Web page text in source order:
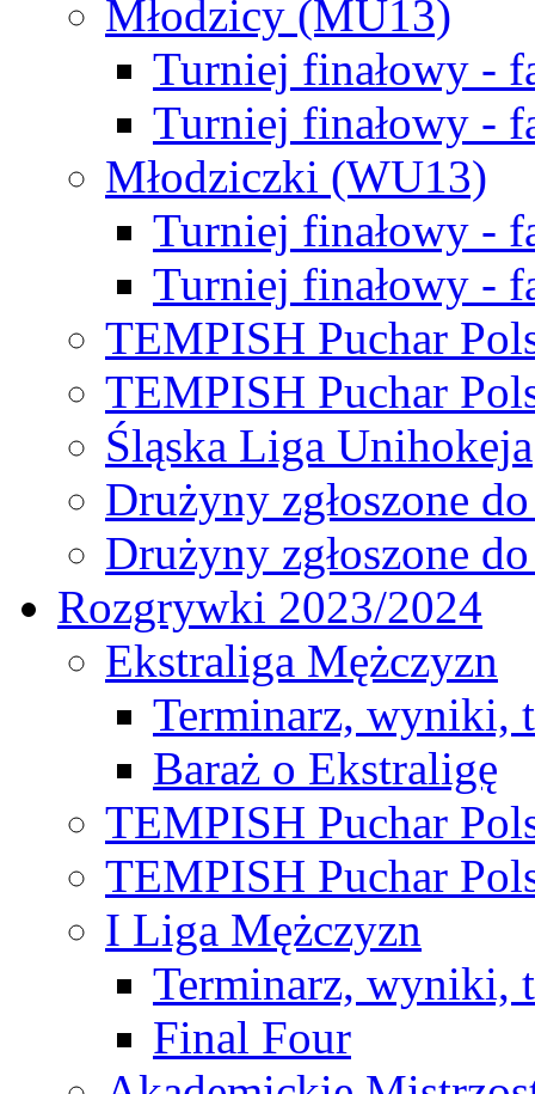
Młodzicy (MU13)
Turniej finałowy -
Turniej finałowy -
Młodziczki (WU13)
Turniej finałowy -
Turniej finałowy -
TEMPISH Puchar
TEMPISH Puchar
Śląska Liga Unihokeja
Drużyny zgłoszone
Drużyny zgłoszone
Rozgrywki 2023/2024
Ekstraliga Mężczyzn
Terminarz, wyniki,
Baraż o Ekstraligę
TEMPISH Puchar
TEMPISH Puchar
I Liga Mężczyzn
Terminarz, wyniki,
Final Four